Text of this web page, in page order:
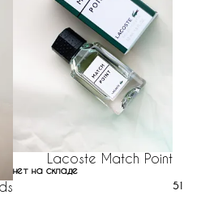
Lacoste Match Point
нет на складе
51